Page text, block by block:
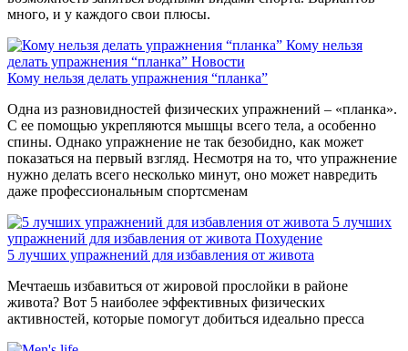
много, и у каждого свои плюсы.
Кому нельзя
делать упражнения “планка” Новости
Кому нельзя делать упражнения “планка”
Одна из разновидностей физических упражнений – «планка».
С ее помощью укрепляются мышцы всего тела, а особенно
спины. Однако упражнение не так безобидно, как может
показаться на первый взгляд. Несмотря на то, что упражнение
нужно делать всего несколько минут, оно может навредить
даже профессиональным спортсменам
5 лучших
упражнений для избавления от живота Похудение
5 лучших упражнений для избавления от живота
Мечтаешь избавиться от жировой прослойки в районе
живота? Вот 5 наиболее эффективных физических
активностей, которые помогут добиться идеально пресса